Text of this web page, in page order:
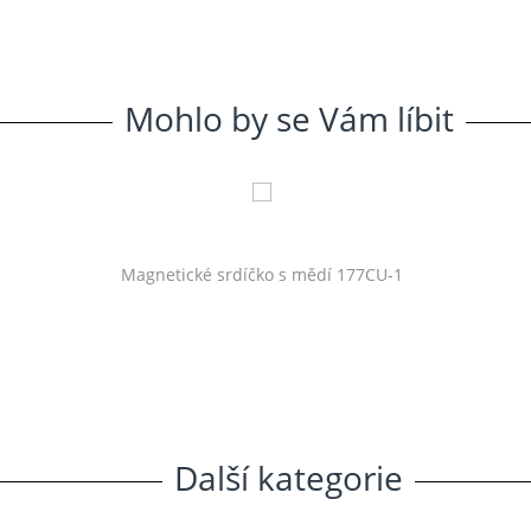
Mohlo by se Vám líbit
Magnetické srdíčko s mědí 177CU-1
Další. kategorie